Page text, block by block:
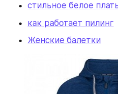
стильное белое
как работает пилинг
Женские балетки